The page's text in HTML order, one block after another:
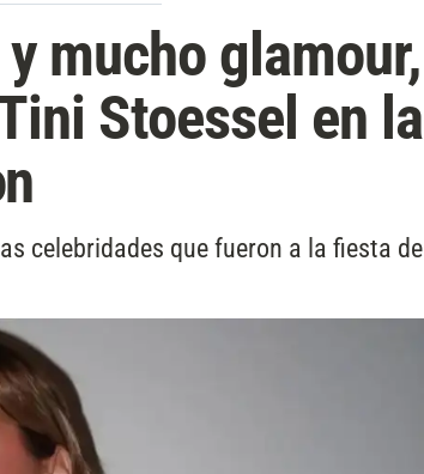
mucho glamour,
Stoessel en la
celebridades que fueron a la fiesta de